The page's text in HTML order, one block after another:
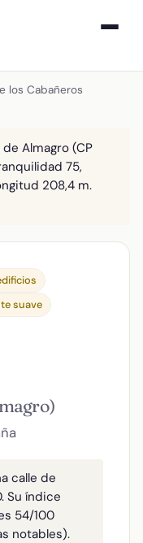
los Cabañeros
Almagro (CP
75,
208,4 m.
suave
calle de
Su índice
54/100
notables).